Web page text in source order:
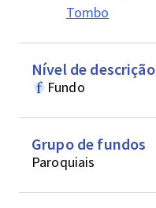
Tombo
Nível de descrição
Fundo
Grupo de fundos
Paroquiais